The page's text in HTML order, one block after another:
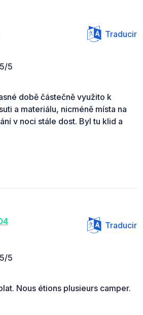
Traducir
5/5
době částečně využito k
a materiálu, nicméně místa na
v noci stále dost. Byl tu klid a
Traducir
5/5
Nous étions plusieurs camper.